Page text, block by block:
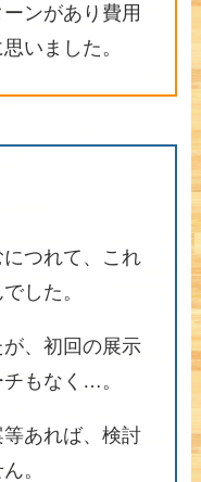
ンがあり費用
いました。
つれて、これ
した。
、初回の展示
もなく…。
あれば、検討
。